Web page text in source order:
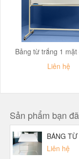
Bảng từ trắng 1 mặt
Liên hệ
Sản phẩm bạn
BẢNG
Liên hệ